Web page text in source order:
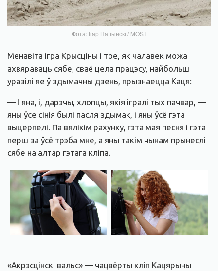
Фота: Ігар Палынскі / MOST
Менавіта ігра Крысціны і тое, як чалавек можа
ахвяраваць сябе, сваё цела працэсу, найбольш
уразілі яе ў здымачны дзень, прызнаецца Каця:
— І яна, і, дарэчы, хлопцы, якія ігралі тых пачвар, —
яны ўсе сінія былі пасля здымак, і яны ўсё гэта
выцерпелі. Па вялікім рахунку, гэта мая песня і гэта
перш за ўсё трэба мне, а яны такім чынам прынеслі
сябе на алтар гэтага кліпа.
«Акрэсцінскі вальс» — чацвёрты кліп Кацярыны